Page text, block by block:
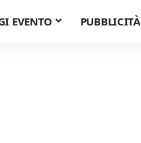
EVENTO PUBBLICITÀ